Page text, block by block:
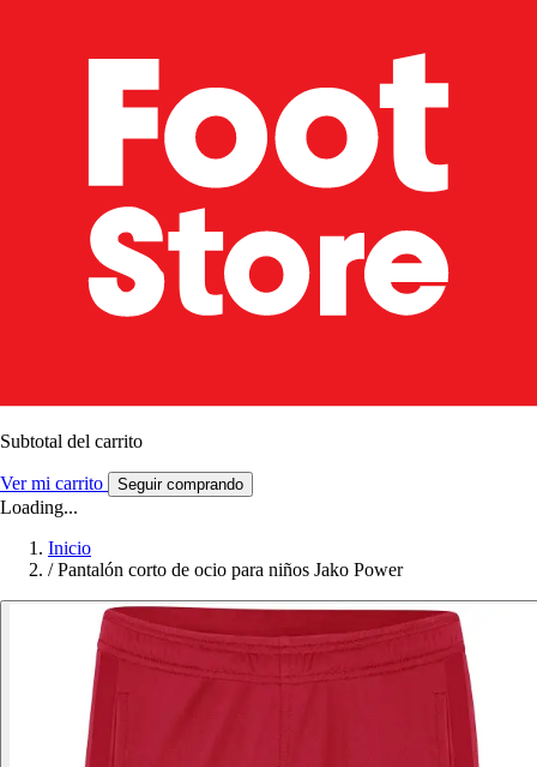
Subtotal del carrito
Ver mi carrito Seguir comprando
Loading...
Inicio
/ Pantalón corto de ocio para niños Jako Power